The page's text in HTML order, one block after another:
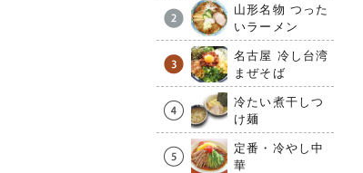
山形名物 つった
いラーメン
名古屋 冷し台湾
まぜそば
冷たい煮干しつ
け麺
定番・冷やし中
華